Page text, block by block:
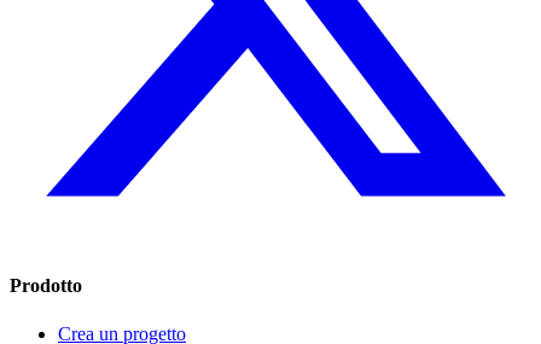
Prodotto
Crea un progetto